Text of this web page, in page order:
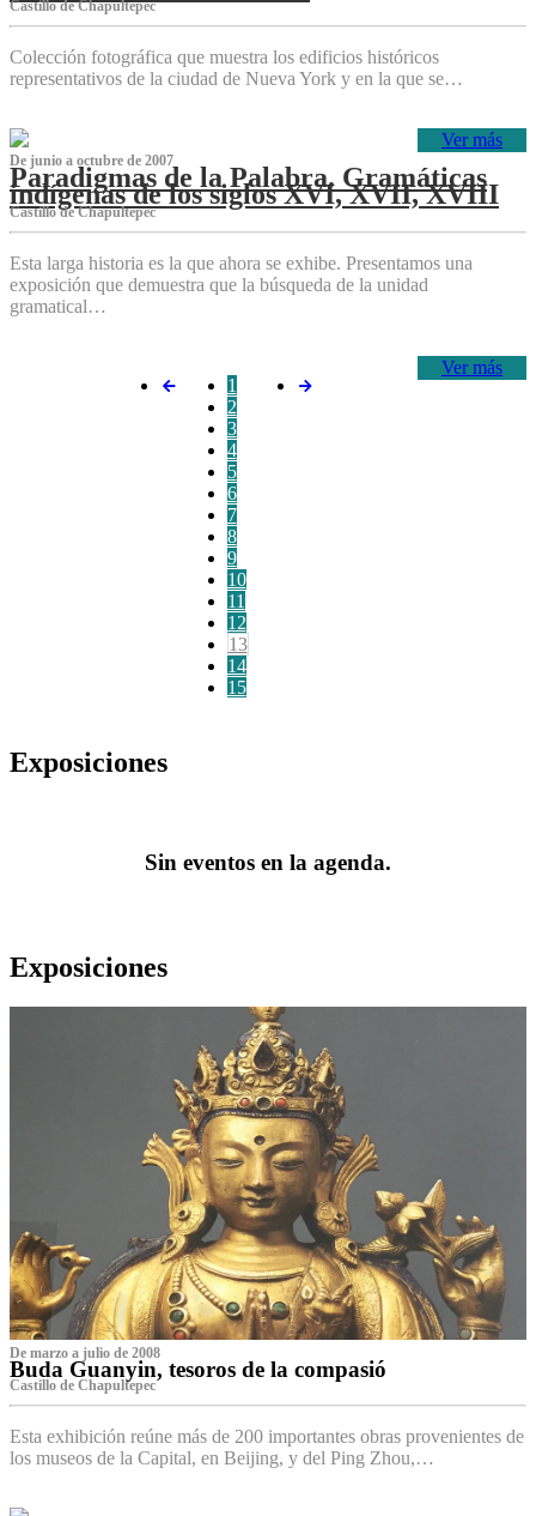
Castillo de Chapultepec
Colección fotográfica que muestra los edificios históricos
representativos de la ciudad de Nueva York y en la que se…
Ver más
De junio a octubre de 2007
Paradigmas de la Palabra. Gramáticas
indígenas de los siglos XVI, XVII, XVIII
Castillo de Chapultepec
Esta larga historia es la que ahora se exhibe. Presentamos una
exposición que demuestra que la búsqueda de la unidad
gramatical…
Ver más
1
2
3
4
5
6
7
8
9
10
11
12
13
14
15
Exposiciones
Sin eventos en la agenda.
Exposiciones
De marzo a julio de 2008
Buda Guanyin, tesoros de la compasió
Castillo de Chapultepec
Esta exhibición reúne más de 200 importantes obras provenientes de
los museos de la Capital, en Beijing, y del Ping Zhou,…